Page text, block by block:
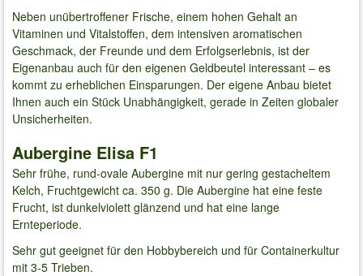
Neben unübertroffener Frische, einem hohen Gehalt an
Vitaminen und Vitalstoffen, dem intensiven aromatischen
Geschmack, der Freunde und dem Erfolgserlebnis, ist der
Eigenanbau auch für den eigenen Geldbeutel interessant – es
kommt zu erheblichen Einsparungen. Der eigene Anbau bietet
Ihnen auch ein Stück Unabhängigkeit, gerade in Zeiten globaler
Unsicherheiten.
Aubergine Elisa F1
Sehr frühe, rund-ovale Aubergine mit nur gering gestacheltem
Kelch, Fruchtgewicht ca. 350 g. Die Aubergine hat eine feste
Frucht, ist dunkelviolett glänzend und hat eine lange
Ernteperiode.
Sehr gut geeignet für den Hobbybereich und für Containerkultur
mit 3-5 Trieben.